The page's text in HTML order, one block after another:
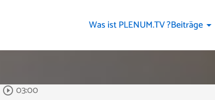
Was ist PLENUM.TV ?Beiträge arrow_drop_down
play_circle_outline 03:00